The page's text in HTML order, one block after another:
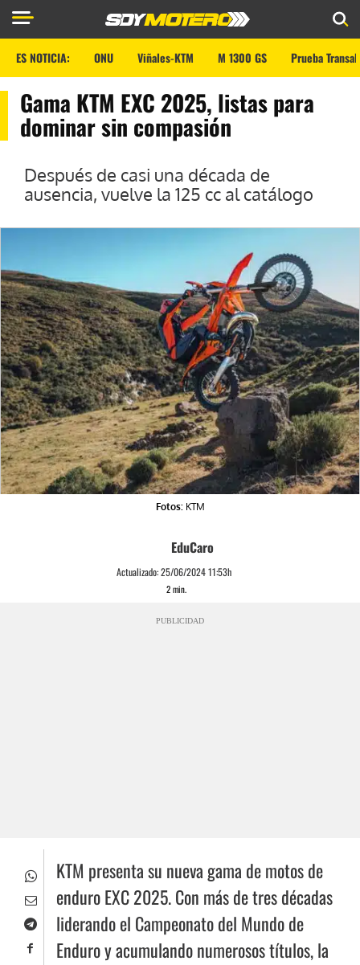
ES NOTICIA: ONU Viñales-KTM M 1300 GS Prueba
Gama KTM EXC 2025, listas para
dominar sin compasión
Después de casi una década de
ausencia, vuelve la 125 cc al catálogo
Fotos:KTM
EduCaro
Actualizado:25/06/2024 11:53h
2min.
PUBLICIDAD
KTM presenta su nueva gama de motos de
enduro EXC 2025. Con más de tres décadas
liderando el Campeonato del Mundo de
Enduro y acumulando numerosos títulos, la